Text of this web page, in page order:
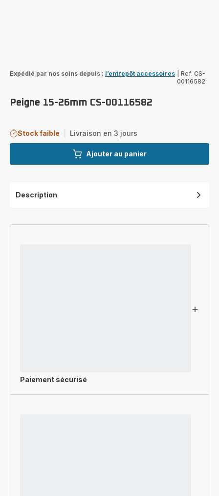
Expédié par nos soins depuis : l’entrepôt accessoires
Ref: CS-
00116582
Peigne 15-26mm CS-00116582
Stock faible Livraison en 3 jours
Ajouter au panier
Description
Paiement sécurisé